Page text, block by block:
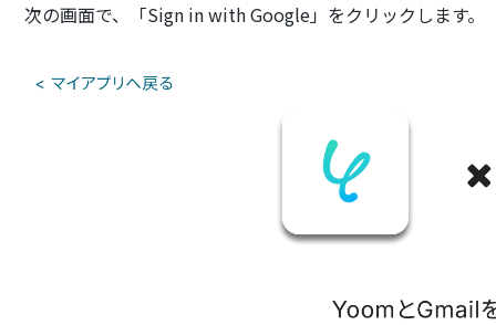
次の画面で、「Sign in with Google」をクリックします。